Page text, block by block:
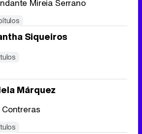
Mireia Serrano
Siqueiros
Márquez